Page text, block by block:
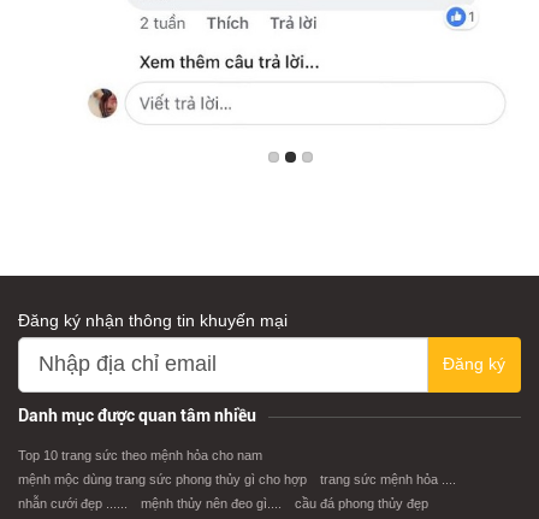
Đăng ký nhận thông tin khuyến mại
Đăng ký
Danh mục được quan tâm nhiều
Top 10 trang sức theo mệnh hỏa cho nam
mệnh mộc dùng trang sức phong thủy gì cho hợp
trang sức mệnh hỏa ....
nhẫn cưới đẹp ......
mệnh thủy nên đeo gì.... cầu đá phong thủy đẹp